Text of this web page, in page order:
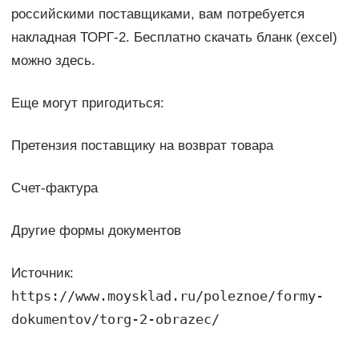
российскими поставщиками, вам потребуется
накладная ТОРГ-2. Бесплатно скачать бланк (excel)
можно здесь.
Еще могут пригодиться:
Претензия поставщику на возврат товара
Счет-фактура
Другие формы документов
Источник:
https://www.moysklad.ru/poleznoe/formy-
dokumentov/torg-2-obrazec/